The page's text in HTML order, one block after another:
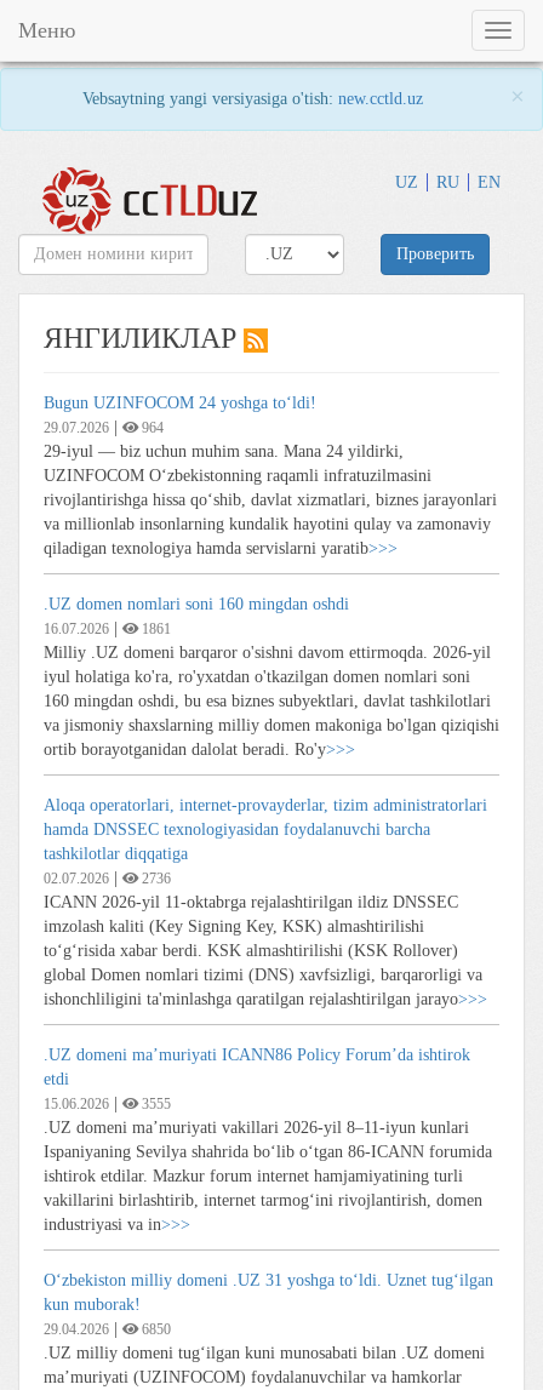
Vebsaytning yangi versiyasiga o'tish: new.cctld.uz ×
UZ RU EN
Toggle
Меню
Проверить
ЯНГИЛИКЛАР
Bugun UZINFOCOM 24 yoshga to‘ldi!
29.07.2026 964
29-iyul — biz uchun muhim sana. Mana 24 yildirki,
UZINFOCOM O‘zbekistonning raqamli infratuzilmasini
rivojlantirishga hissa qo‘shib, davlat xizmatlari, biznes jarayonlari
va millionlab insonlarning kundalik hayotini qulay va zamonaviy
qiladigan texnologiya hamda servislarni yaratib>>>
.UZ domen nomlari soni 160 mingdan oshdi
16.07.2026 1861
Milliy .UZ domeni barqaror o'sishni davom ettirmoqda. 2026-yil
iyul holatiga ko'ra, ro'yxatdan o'tkazilgan domen nomlari soni
160 mingdan oshdi, bu esa biznes subyektlari, davlat tashkilotlari
va jismoniy shaxslarning milliy domen makoniga bo'lgan qiziqishi
ortib borayotganidan dalolat beradi. Ro'y>>>
Aloqa operatorlari, internet-provayderlar, tizim administratorlari
hamda DNSSEC texnologiyasidan foydalanuvchi barcha
tashkilotlar diqqatiga
02.07.2026 2736
ICANN 2026-yil 11-oktabrga rejalashtirilgan ildiz DNSSEC
imzolash kaliti (Key Signing Key, KSK) almashtirilishi
toʻgʻrisida xabar berdi. KSK almashtirilishi (KSK Rollover)
global Domen nomlari tizimi (DNS) xavfsizligi, barqarorligi va
ishonchliligini ta'minlashga qaratilgan rejalashtirilgan jarayo>>>
.UZ domeni ma’muriyati ICANN86 Policy Forum’da ishtirok
etdi
15.06.2026 3555
.UZ domeni ma’muriyati vakillari 2026-yil 8–11-iyun kunlari
Ispaniyaning Sevilya shahrida bo‘lib o‘tgan 86-ICANN forumida
ishtirok etdilar. Mazkur forum internet hamjamiyatining turli
vakillarini birlashtirib, internet tarmog‘ini rivojlantirish, domen
industriyasi va in>>>
O‘zbekiston milliy domeni .UZ 31 yoshga to‘ldi. Uznet tug‘ilgan
kun muborak!
29.04.2026 6850
.UZ milliy domeni tug‘ilgan kuni munosabati bilan .UZ domeni
ma’muriyati (UZINFOCOM) foydalanuvchilar va hamkorlar